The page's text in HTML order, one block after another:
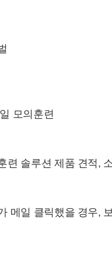
모의훈련
련 솔루션 제품 견적,
메일 클릭했을 경우,